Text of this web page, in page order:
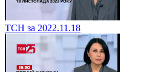
ТСН за 2022.11.18